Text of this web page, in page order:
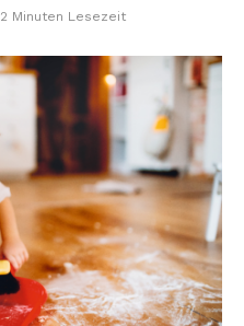
2 Minuten Lesezeit